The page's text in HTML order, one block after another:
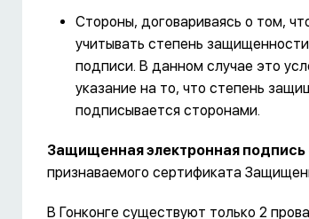
Стороны, договариваясь о том,
учитывать степень
подписи. В данном случае это
указание на то, что степень
подписывается сторонами.
Защищенная электронная подпись
признаваемого сертификата
В Гонконге существуют только 2